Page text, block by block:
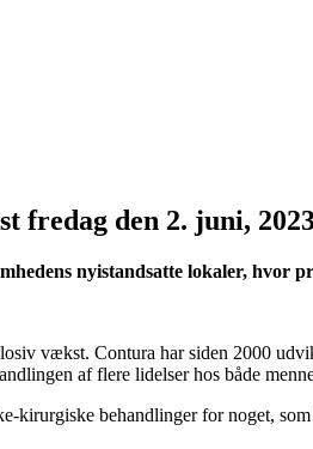
fredag den 2. juni,
nyistandsatte lokaler, hvor
vækst. Contura har siden 2000
af flere lidelser hos både
kirurgiske behandlinger for noget,